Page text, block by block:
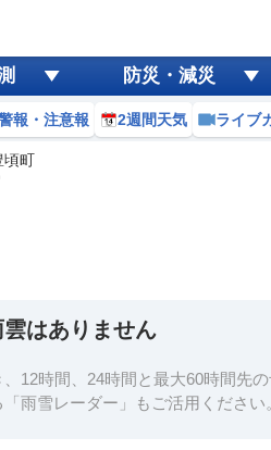
防災・減災
報・注意報 2週間天気 ライブ
頃町
雲はありません
12時間、24時間と最大60時間先の
雨雪レーダー」もご活用ください